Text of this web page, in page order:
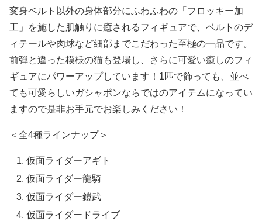
変身ベルト以外の身体部分にふわふわの「フロッキー加
工」を施した肌触りに癒されるフィギュアで、ベルトのデ
ィテールや肉球など細部までこだわった至極の一品です。
前弾と違った模様の猫も登場し、さらに可愛い癒しのフィ
ギュアにパワーアップしています！1匹で飾っても、並べ
ても可愛らしいガシャポンならではのアイテムになってい
ますので是非お手元でお楽しみください！
＜全4種ラインナップ＞
仮面ライダーアギト
仮面ライダー龍騎
仮面ライダー鎧武
仮面ライダードライブ